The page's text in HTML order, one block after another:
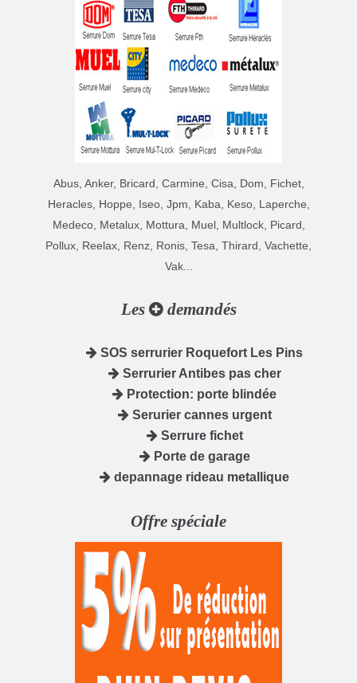
Abus, Anker, Bricard, Carmine, Cisa, Dom, Fichet,
Heracles, Hoppe, Iseo, Jpm, Kaba, Keso, Laperche,
Medeco, Metalux, Mottura, Muel, Multlock, Picard,
Pollux, Reelax, Renz, Ronis, Tesa, Thirard, Vachette,
Vak...
Les demandés
SOS serrurier Roquefort Les Pins
Serrurier Antibes pas cher
Protection: porte blindée
Serurier cannes urgent
Serrure fichet
Porte de garage
depannage rideau metallique
Offre spéciale